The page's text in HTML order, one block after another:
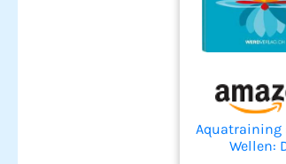
Aquatraining
Wellen: